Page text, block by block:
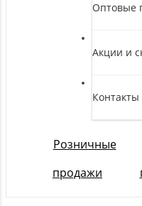
Оптовые
Акции и
Контакты
Розничные
продажи